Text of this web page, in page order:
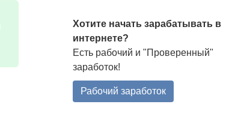
Хотите начать зарабатывать в
интернете?
Есть рабочий и "Проверенный"
заработок!
Рабочий заработок